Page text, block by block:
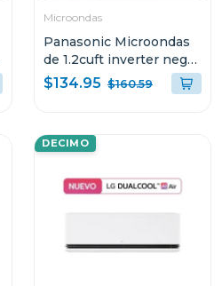
Microondas
Panasonic Microondas
de 1.2cuft inverter negro
nnst65q
$134.95 $160.59
DECIMO